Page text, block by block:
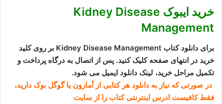
خرید ایبوک Kidney Disease
Management
برای دانلود کتاب Kidney Disease Management بر روی کلید
خرید در انتهای صفحه کلیک کنید. پس از اتصال به درگاه پرداخت و
تکمیل مراحل خرید، لینک دانلود ایمیل می شود.
در صورتی که نیاز به دانلود هر کتابی از آمازون یا گوگل بوک دارید،
فقط کافیست ادرس اینترنتی کتاب را از سایت